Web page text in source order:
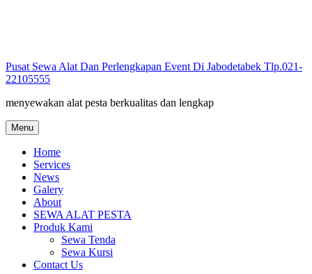
Pusat Sewa Alat Dan Perlengkapan Event Di Jabodetabek Tlp.021-
22105555
menyewakan alat pesta berkualitas dan lengkap
Menu
Home
Services
News
Galery
About
SEWA ALAT PESTA
Produk Kami
Sewa Tenda
Sewa Kursi
Contact Us